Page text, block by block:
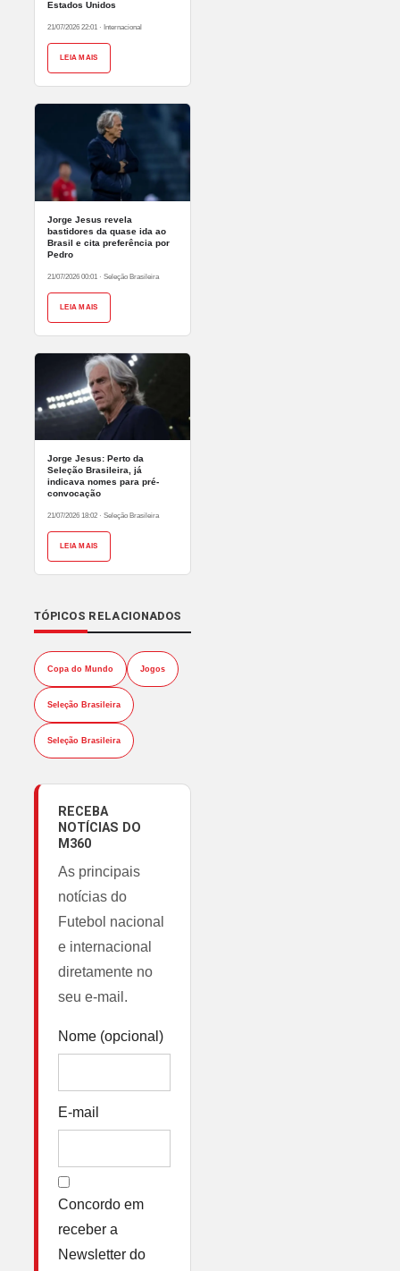
Estados Unidos
21/07/2026 22:01 · Internacional
LEIA MAIS
Jorge Jesus revela
bastidores da quase ida ao
Brasil e cita preferência por
Pedro
21/07/2026 00:01 · Seleção Brasileira
LEIA MAIS
Jorge Jesus: Perto da
Seleção Brasileira, já
indicava nomes para pré-
convocação
21/07/2026 18:02 · Seleção Brasileira
LEIA MAIS
TÓPICOS RELACIONADOS
Copa do Mundo Jogos
Seleção Brasileira
Seleção Brasileira
RECEBA
NOTÍCIAS DO
M360
As principais
notícias do
Futebol nacional
e internacional
diretamente no
seu e-mail.
Nome (opcional)
E-mail
Concordo em
receber a
Newsletter do